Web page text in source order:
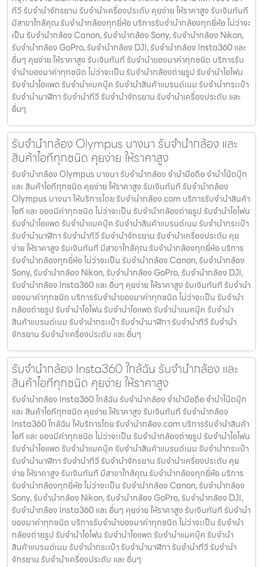
ทีวี รับจํานําจักรยาน รับจํานําเครื่องประดับ คุยง่าย ให้ราคาสูง รับเงินทันที
มีสาขาใกล้คุณ รับจำนำกล้องทุกยี่ห้อ บริการรับจำนำกล้องทุกยี่ห้อ ไม่ว่าจะ
เป็น รับจำนำกล้อง Canon, รับจำนำกล้อง Sony, รับจำนำกล้อง Nikon,
รับจำนำกล้อง GoPro, รับจำนำกล้อง DJI, รับจำนำกล้อง Insta360 และ
อื่นๆ คุยง่าย ให้ราคาสูง รับเงินทันที รับจำนำของมาค่าทุกชนิด บริการรับ
จำนำของมาค่าทุกชนิด ไม่ว่าจะเป็น รับจํานํากล้องถ่ายรูป รับจํานําไอโฟน
รับจํานําไอแพด รับจํานําแมคบุ๊ค รับจํานําสินค้าแบรนด์เนม รับจํานํากระเป๋า
รับจํานํานาฬิกา รับจํานําทีวี รับจํานําจักรยาน รับจํานําเครื่องประดับ และ
อื่นๆ
รับจํานํากล้อง Olympus บางนา รับจํานํากล้อง และ
สินค้าไอทีทุกชนิด คุยง่าย ให้ราคาสูง
รับจํานํากล้อง Olympus บางนา รับจํานํากล้อง จำนำมือถือ จำนำโน๊ตบุ๊ก
และ สินค้าไอทีทุกชนิด คุยง่าย ให้ราคาสูง รับเงินทันที รับจํานํากล้อง
Olympus บางนา ให้บริการโดย รับจํานํากล้อง.com บริการรับจํานําสินค้า
ไอที และ ของมีค่าทุกชนิด ไม่ว่าจะเป็น รับจํานํากล้องถ่ายรูป รับจํานําไอโฟน
รับจํานําไอแพด รับจํานําแมคบุ๊ค รับจํานําสินค้าแบรนด์เนม รับจํานํากระเป๋า
รับจํานํานาฬิกา รับจํานําทีวี รับจํานําจักรยาน รับจํานําเครื่องประดับ คุย
ง่าย ให้ราคาสูง รับเงินทันที มีสาขาใกล้คุณ รับจำนำกล้องทุกยี่ห้อ บริการ
รับจำนำกล้องทุกยี่ห้อ ไม่ว่าจะเป็น รับจำนำกล้อง Canon, รับจำนำกล้อง
Sony, รับจำนำกล้อง Nikon, รับจำนำกล้อง GoPro, รับจำนำกล้อง DJI,
รับจำนำกล้อง Insta360 และ อื่นๆ คุยง่าย ให้ราคาสูง รับเงินทันที รับจำนำ
ของมาค่าทุกชนิด บริการรับจำนำของมาค่าทุกชนิด ไม่ว่าจะเป็น รับจํานํา
กล้องถ่ายรูป รับจํานําไอโฟน รับจํานําไอแพด รับจํานําแมคบุ๊ค รับจํานํา
สินค้าแบรนด์เนม รับจํานํากระเป๋า รับจํานํานาฬิกา รับจํานําทีวี รับจํานํา
จักรยาน รับจํานําเครื่องประดับ และ อื่นๆ
รับจำนำกล้อง Insta360 ใกล้ฉัน รับจํานํากล้อง และ
สินค้าไอทีทุกชนิด คุยง่าย ให้ราคาสูง
รับจำนำกล้อง Insta360 ใกล้ฉัน รับจํานํากล้อง จำนำมือถือ จำนำโน๊ตบุ๊ก
และ สินค้าไอทีทุกชนิด คุยง่าย ให้ราคาสูง รับเงินทันที รับจำนำกล้อง
Insta360 ใกล้ฉัน ให้บริการโดย รับจํานํากล้อง.com บริการรับจํานําสินค้า
ไอที และ ของมีค่าทุกชนิด ไม่ว่าจะเป็น รับจํานํากล้องถ่ายรูป รับจํานําไอโฟน
รับจํานําไอแพด รับจํานําแมคบุ๊ค รับจํานําสินค้าแบรนด์เนม รับจํานํากระเป๋า
รับจํานํานาฬิกา รับจํานําทีวี รับจํานําจักรยาน รับจํานําเครื่องประดับ คุย
ง่าย ให้ราคาสูง รับเงินทันที มีสาขาใกล้คุณ รับจำนำกล้องทุกยี่ห้อ บริการ
รับจำนำกล้องทุกยี่ห้อ ไม่ว่าจะเป็น รับจำนำกล้อง Canon, รับจำนำกล้อง
Sony, รับจำนำกล้อง Nikon, รับจำนำกล้อง GoPro, รับจำนำกล้อง DJI,
รับจำนำกล้อง Insta360 และ อื่นๆ คุยง่าย ให้ราคาสูง รับเงินทันที รับจำนำ
ของมาค่าทุกชนิด บริการรับจำนำของมาค่าทุกชนิด ไม่ว่าจะเป็น รับจํานํา
กล้องถ่ายรูป รับจํานําไอโฟน รับจํานําไอแพด รับจํานําแมคบุ๊ค รับจํานํา
สินค้าแบรนด์เนม รับจํานํากระเป๋า รับจํานํานาฬิกา รับจํานําทีวี รับจํานํา
จักรยาน รับจํานําเครื่องประดับ และ อื่นๆ